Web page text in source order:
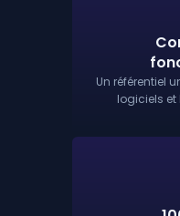
Un référentiel
logiciels